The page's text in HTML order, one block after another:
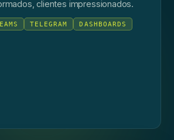
clientes impressionados.
TELEGRAM DASHBOARDS